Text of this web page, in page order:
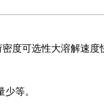
可选性大溶解速度
等。